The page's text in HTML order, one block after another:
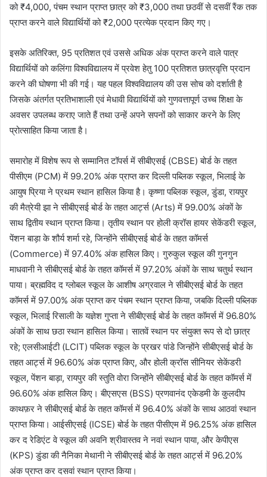
को ₹4,000, पंचम स्थान प्राप्त छात्र को ₹3,000 तथा छठवीं से दसवीं रैंक तक
प्राप्त करने वाले विद्यार्थियों को ₹2,000 प्रत्येक प्रदान किए गए।
इसके अतिरिक्त, 95 प्रतिशत एवं उससे अधिक अंक प्राप्त करने वाले पात्र
विद्यार्थियों को कलिंगा विश्वविद्यालय में प्रवेश हेतु 100 प्रतिशत छात्रवृत्ति प्रदान
करने की घोषणा भी की गई। यह पहल विश्वविद्यालय की उस सोच को दर्शाती है
जिसके अंतर्गत प्रतिभाशाली एवं मेधावी विद्यार्थियों को गुणवत्तापूर्ण उच्च शिक्षा के
अवसर उपलब्ध कराए जाते हैं तथा उन्हें अपने सपनों को साकार करने के लिए
प्रोत्साहित किया जाता है।
समारोह में विशेष रूप से सम्मानित टॉपर्स में सीबीएसई (CBSE) बोर्ड के तहत
पीसीएम (PCM) में 99.20% अंक प्राप्त कर दिल्ली पब्लिक स्कूल, भिलाई के
आयुष प्रिया ने प्रथम स्थान हासिल किया है। कृष्णा पब्लिक स्कूल, डुंडा, रायपुर
की मैत्रेयी झा ने सीबीएसई बोर्ड के तहत आर्ट्स (Arts) में 99.00% अंकों के
साथ द्वितीय स्थान प्राप्त किया। तृतीय स्थान पर होली क्रॉस हायर सेकेंडरी स्कूल,
पेंशन बाड़ा के शौर्य शर्मा रहे, जिन्होंने सीबीएसई बोर्ड के तहत कॉमर्स
(Commerce) में 97.40% अंक हासिल किए। गुरुकुल स्कूल की गुनगुन
माधवानी ने सीबीएसई बोर्ड के तहत कॉमर्स में 97.20% अंकों के साथ चतुर्थ स्थान
पाया। ब्रह्मविद द ग्लोबल स्कूल के आशीष अग्रवाल ने सीबीएसई बोर्ड के तहत
कॉमर्स में 97.00% अंक प्राप्त कर पंचम स्थान प्राप्त किया, जबकि दिल्ली पब्लिक
स्कूल, भिलाई रिसाली के यज्ञेश गुप्ता ने सीबीएसई बोर्ड के तहत कॉमर्स में 96.80%
अंकों के साथ छठा स्थान हासिल किया। सातवें स्थान पर संयुक्त रूप से दो छात्र
रहे; एलसीआईटी (LCIT) पब्लिक स्कूल के प्रखर पांडे जिन्होंने सीबीएसई बोर्ड के
तहत आर्ट्स में 96.60% अंक प्राप्त किए, और होली क्रॉस सीनियर सेकेंडरी
स्कूल, पेंशन बाड़ा, रायपुर की स्तुति वोरा जिन्होंने सीबीएसई बोर्ड के तहत कॉमर्स में
96.60% अंक हासिल किए। बीएसएस (BSS) प्रणवानंद एकेडमी के कुलदीप
काथफ़र ने सीबीएसई बोर्ड के तहत कॉमर्स में 96.40% अंकों के साथ आठवां स्थान
प्राप्त किया। आईसीएसई (ICSE) बोर्ड के तहत पीसीएम में 96.25% अंक हासिल
कर द रेडिएंट वे स्कूल की अवनि श्रीवास्तव ने नवां स्थान पाया, और केपीएस
(KPS) डुंडा की नैनिका मेथानी ने सीबीएसई बोर्ड के तहत आर्ट्स में 96.20%
अंक प्राप्त कर दसवां स्थान प्राप्त किया।